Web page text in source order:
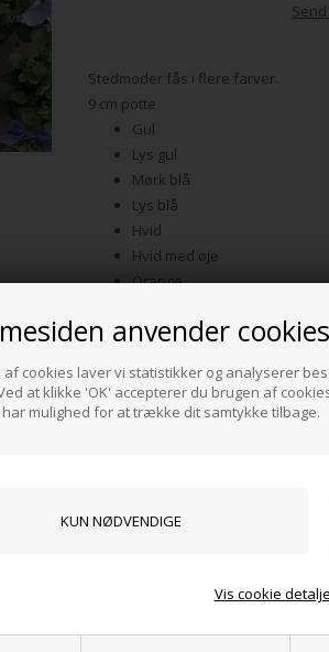
anvender cookies
cookies laver vi statistikker og analyserer
at klikke 'OK' accepterer du brugen af
mulighed for at trække dit samtykke tilbage.
Vis cookie
Stedmoder fås i flere farver.
9 cm potte
Gul
Lys gul
Mørk blå
Lys blå
Hvid
Hvid med øje
Orange
Pris ved køb af min. 1 stk.
12,00DKK
Produktet er endnu ikke anmeldt.